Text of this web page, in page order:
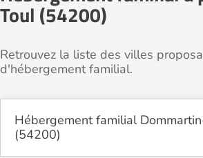
Toul (54200)
Retrouvez la liste des villes
d'hébergement familial.
Hébergement familial
(54200)